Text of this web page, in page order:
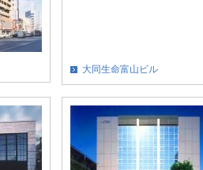
大同生命富山ビル